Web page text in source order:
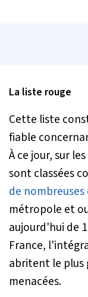
La liste rouge
Cette liste
fiable
À ce jour, sur
sont classées
de
métropole et
aujourd'hui de
France,
abritent le plus
menacées.